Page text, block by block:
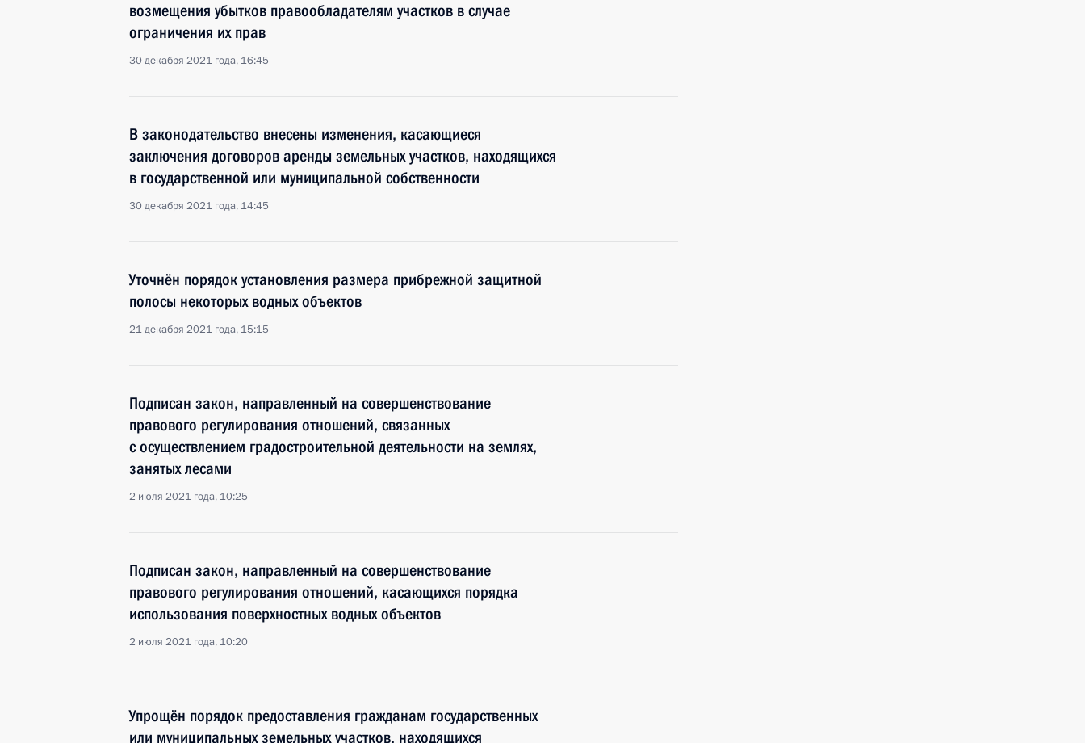
возмещения убытков правообладателям участков в случае
ограничения их прав
30 декабря 2021 года, 16:45
В законодательство внесены изменения, касающиеся
заключения договоров аренды земельных участков, находящихся
в государственной или муниципальной собственности
30 декабря 2021 года, 14:45
Уточнён порядок установления размера прибрежной защитной
полосы некоторых водных объектов
21 декабря 2021 года, 15:15
Подписан закон, направленный на совершенствование
правового регулирования отношений, связанных
с осуществлением градостроительной деятельности на землях,
занятых лесами
2 июля 2021 года, 10:25
Подписан закон, направленный на совершенствование
правового регулирования отношений, касающихся порядка
использования поверхностных водных объектов
2 июля 2021 года, 10:20
Упрощён порядок предоставления гражданам государственных
или муниципальных земельных участков, находящихся